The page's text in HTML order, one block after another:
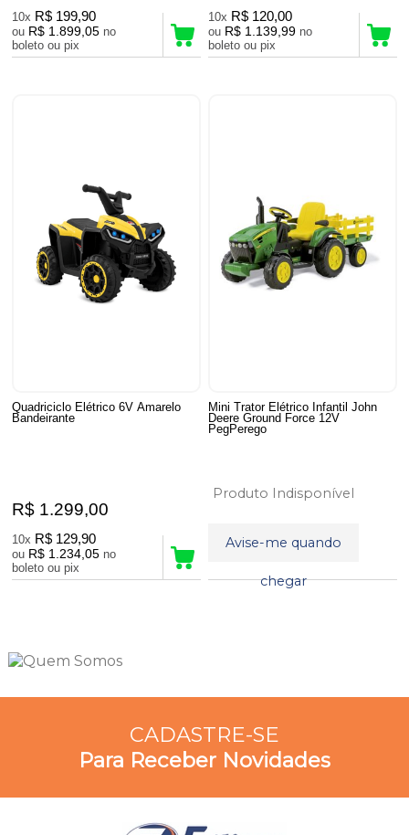
10x R$ 199,90
ou R$ 1.899,05 no
boleto ou pix
10x R$ 120,00
ou R$ 1.139,99 no
boleto ou pix
Quadriciclo Elétrico 6V Amarelo
Bandeirante
R$ 1.299,00
10x R$ 129,90
ou R$ 1.234,05 no
boleto ou pix
Mini Trator Elétrico Infantil John
Deere Ground Force 12V
PegPerego
Produto Indisponível
Avise-me quando
chegar
CADASTRE-SE
Para Receber Novidades